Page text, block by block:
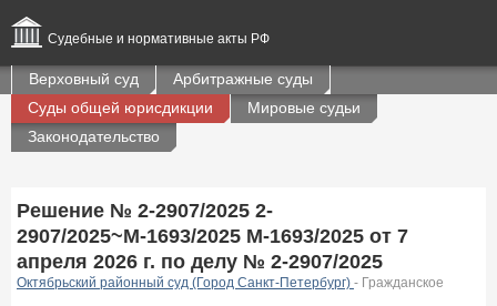
Судебные и нормативные акты РФ
Верховный суд
Арбитражные суды
Суды общей юрисдикции
Мировые судьи
Законодательство
Решение № 2-2907/2025 2-
2907/2025~М-1693/2025 М-1693/2025 от 7
апреля 2026 г. по делу № 2-2907/2025
Октябрьский районный суд (Город Санкт-Петербург) - Гражданское